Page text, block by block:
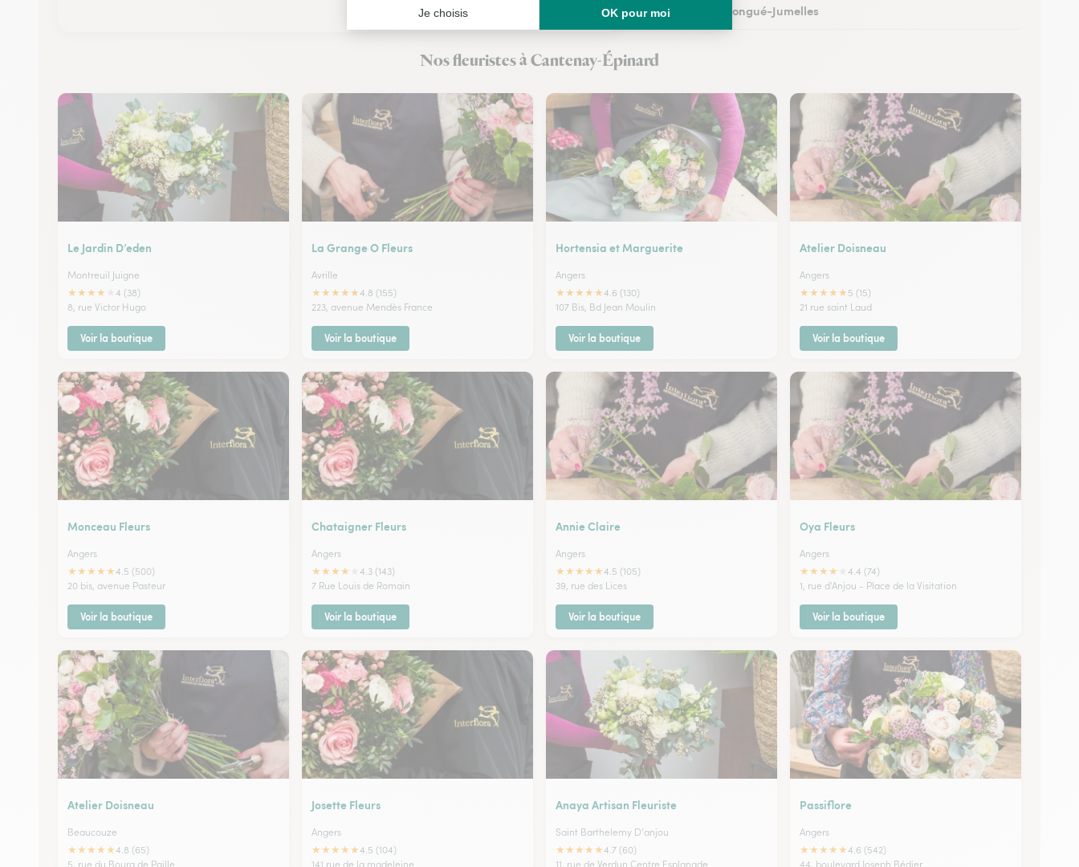
Fleuristes à Longué-Jumelles
Nos fleuristes à Cantenay-Épinard
Le Jardin D’eden
Montreuil Juigne
★★★★
4 (38)
8, rue Victor Hugo
Voir la boutique
La Grange O Fleurs
Avrille
★★★★★4.8 (155)
223, avenue Mendès France
Voir la boutique
Hortensia et Marguerite
Angers
★★★★★4.6 (130)
107 Bis, Bd Jean Moulin
Voir la boutique
Atelier Doisneau
Angers
★★★★★ 5 (15)
21 rue saint Laud
Voir la boutique
Monceau Fleurs
Angers
★★★★★4.5 (500)
20 bis, avenue Pasteur
Voir la boutique
Chataigner Fleurs
Angers
★★★★
4.3 (143)
7 Rue Louis de Romain
Voir la boutique
Annie Claire
Angers
★★★★★4.5 (105)
39, rue des Lices
Voir la boutique
Oya Fleurs
Angers
★★★★
4.4 (74)
1, rue d'Anjou - Place de la Visitation
Voir la boutique
Atelier Doisneau
Beaucouze
★★★★★4.8 (65)
5, rue du Bourg de Paille
Josette Fleurs
Angers
★★★★★4.5 (104)
141 rue de la madeleine
Anaya Artisan Fleuriste
Saint Barthelemy D'anjou
★★★★★4.7 (60)
11, rue de Verdun Centre Esplanade
Passiflore
Angers
★★★★★4.6 (542)
44, boulevard Joseph Bédier